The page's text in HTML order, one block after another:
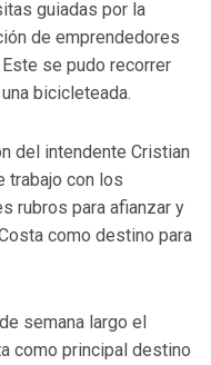
guiadas por la
de emprendedores
se pudo recorrer
bicicleteada.
del intendente Cristian
trabajo con los
rubros para afianzar y
como destino para
semana largo el
como principal destino